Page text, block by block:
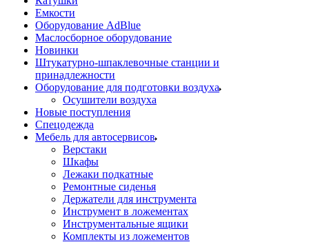
Емкости
Оборудование AdBlue
Маслосборное оборудование
Новинки
Штукатурно-шпаклевочные станции и
принадлежности
Оборудование для подготовки воздуха
Осушители воздуха
Новые поступления
Спецодежда
Мебель для автосервисов
Верстаки
Шкафы
Лежаки подкатные
Ремонтные сиденья
Держатели для инструмента
Инструмент в ложементах
Инструментальные ящики
Комплекты из ложементов